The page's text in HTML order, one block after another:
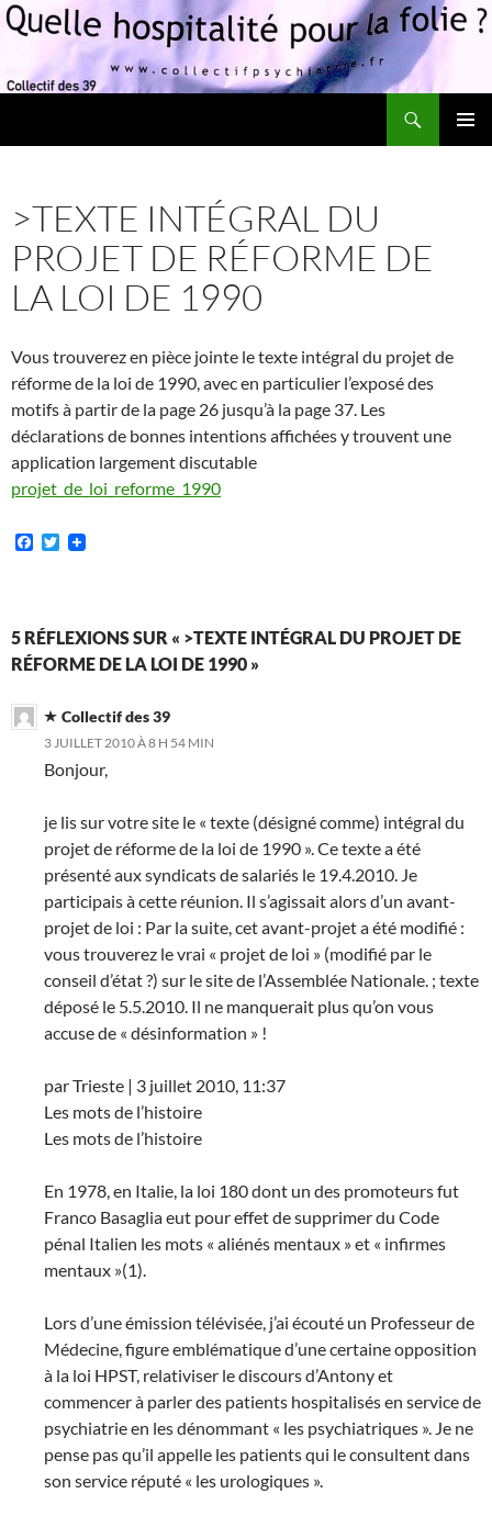
>TEXTE INTÉGRAL DU
PROJET DE RÉFORME DE
LA LOI DE 1990
Vous trouverez en pièce jointe le texte intégral du projet de
réforme de la loi de 1990, avec en particulier l’exposé des
motifs à partir de la page 26 jusqu’à la page 37. Les
déclarations de bonnes intentions affichées y trouvent une
application largement discutable
projet_de_loi_reforme_1990
F
o
o
k
T
e
r
5 RÉFLEXIONS SUR « >TEXTE INTÉGRAL DU PROJET DE
RÉFORME DE LA LOI DE 1990 »
Collectif des 39
3 JUILLET 2010 À 8 H 54 MIN
Bonjour,
je lis sur votre site le « texte (désigné comme) intégral du
projet de réforme de la loi de 1990 ». Ce texte a été
présenté aux syndicats de salariés le 19.4.2010. Je
participais à cette réunion. Il s’agissait alors d’un avant-
projet de loi : Par la suite, cet avant-projet a été modifié :
vous trouverez le vrai « projet de loi » (modifié par le
conseil d’état ?) sur le site de l’Assemblée Nationale. ; texte
déposé le 5.5.2010. Il ne manquerait plus qu’on vous
accuse de « désinformation » !
par Trieste | 3 juillet 2010, 11:37
Les mots de l’histoire
Les mots de l’histoire
En 1978, en Italie, la loi 180 dont un des promoteurs fut
Franco Basaglia eut pour effet de supprimer du Code
pénal Italien les mots « aliénés mentaux » et « infirmes
mentaux »(1).
Lors d’une émission télévisée, j’ai écouté un Professeur de
Médecine, figure emblématique d’une certaine opposition
à la loi HPST, relativiser le discours d’Antony et
commencer à parler des patients hospitalisés en service de
psychiatrie en les dénommant « les psychiatriques ». Je ne
pense pas qu’il appelle les patients qui le consultent dans
son service réputé « les urologiques ».